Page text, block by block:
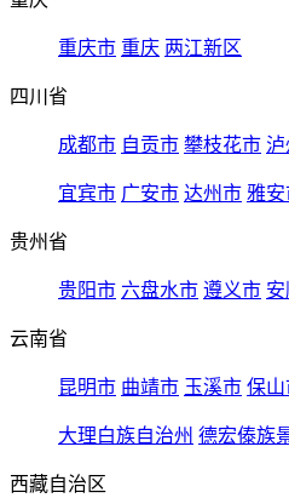
重庆市 重庆 两江新区
四川省
成都市 自贡市 攀枝花市
宜宾市 广安市 达州市 雅
贵州省
贵阳市 六盘水市 遵义市
云南省
昆明市 曲靖市 玉溪市 保山
大理白族自治州 德宏傣族
西藏自治区